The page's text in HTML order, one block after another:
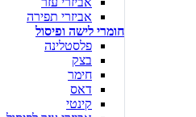
אביזרי תפירה
חומרי לישה ופיסול
פלסטלינה
בצק
חימר
דאס
קינטי